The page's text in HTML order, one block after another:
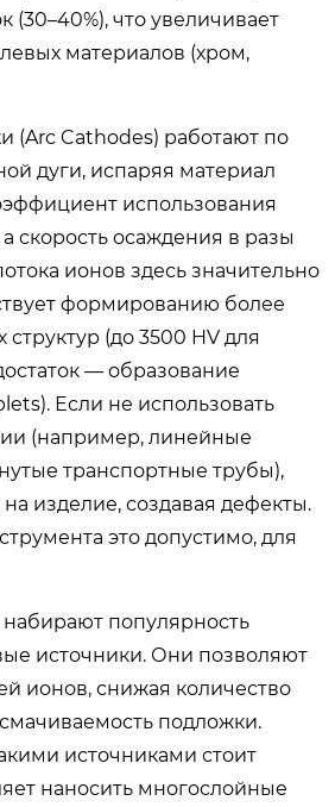
(30–40%), что увеличивает
материалов (хром,
(Arc Cathodes) работают по
дуги, испаряя материал
использования
а скорость осаждения в разы
ионов здесь значительно
формированию более
(до 3500 HV для
— образование
Если не использовать
(например, линейные
транспортные трубы),
изделие, создавая дефекты.
это допустимо, для
популярность
источники. Они позволяют
ионов, снижая количество
подложки.
источниками стоит
наносить многослойные